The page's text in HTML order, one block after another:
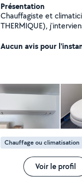
Présentation
Chauffagiste et
THERMIQUE),
plomberie. Travail
Aucun avis pour
Chauffage ou climatisation
Voir le profil